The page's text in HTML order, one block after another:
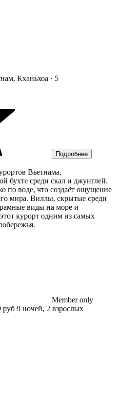
Кханьхоа · 5
Подробнее
Вьетнама,
бухте среди скал и джунглей.
по воде, что создаёт ощущение
мира. Виллы, скрытые среди
виды на море и
курорт одним из самых
Member only
9 ночей, 2 взрослых